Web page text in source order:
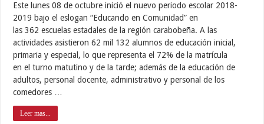
Este lunes 08 de octubre inició el nuevo periodo escolar 2018-
2019 bajo el eslogan “Educando en Comunidad” en
las 362 escuelas estadales de la región carabobeña. A las
actividades asistieron 62 mil 132 alumnos de educación inicial,
primaria y especial, lo que representa el 72% de la matrícula
en el turno matutino y de la tarde; además de la educación de
adultos, personal docente, administrativo y personal de los
comedores …
Leer mas...